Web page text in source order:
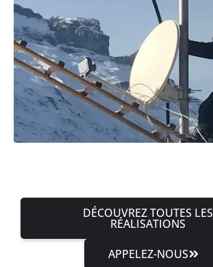
DÉCOUVREZ TOUTES LES
RÉALISATIONS
APPELEZ-NOUS